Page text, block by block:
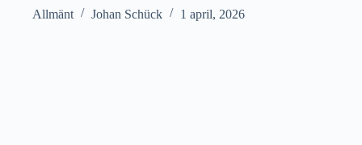
valbudget
Allmänt
Johan Schück 1 april, 2026